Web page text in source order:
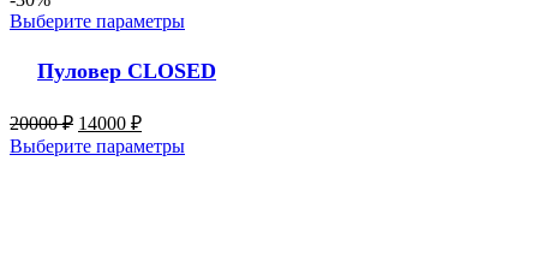
Выберите параметры
Пуловер CLOSED
20000₽ 14000 ₽
Выберите параметры